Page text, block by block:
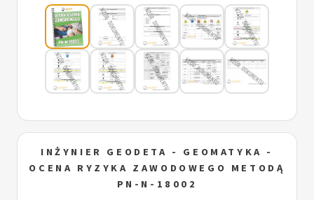
INŻYNIER GEODETA - GEOMATYKA -
OCENA RYZYKA ZAWODOWEGO METODĄ
PN-N-18002